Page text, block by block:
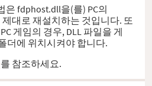
은 fdphost.dll을(를) PC의
대로 재설치하는 것입니다. 또
게임의 경우, DLL 파일을 게
더에 위치시켜야 합니다.
를 참조하세요.